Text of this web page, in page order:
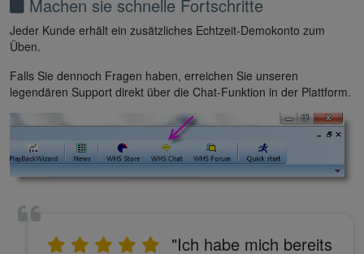
Machen sie schnelle Fortschritte
Jeder Kunde erhält ein zusätzliches Echtzeit-Demokonto zum
Üben.
Falls Sie dennoch Fragen haben, erreichen Sie unseren
legendären Support direkt über die Chat-Funktion in der Plattform.
"Ich habe mich bereits